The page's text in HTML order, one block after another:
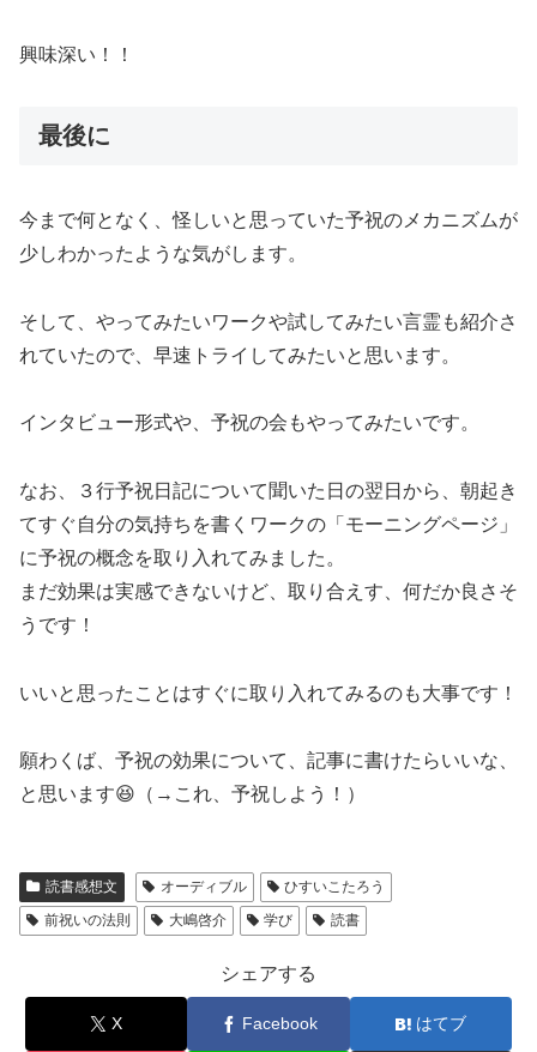
興味深い！！
最後に
今まで何となく、怪しいと思っていた予祝のメカニズムが
少しわかったような気がします。
そして、やってみたいワークや試してみたい言霊も紹介さ
れていたので、早速トライしてみたいと思います。
インタビュー形式や、予祝の会もやってみたいです。
なお、３行予祝日記について聞いた日の翌日から、朝起き
てすぐ自分の気持ちを書くワークの「モーニングページ」
に予祝の概念を取り入れてみました。
まだ効果は実感できないけど、取り合えす、何だか良さそ
うです！
いいと思ったことはすぐに取り入れてみるのも大事です！
願わくば、予祝の効果について、記事に書けたらいいな、
と思います😆（→これ、予祝しよう！）
読書感想文 オーディブル
ひすいこたろう
前祝いの法則
大嶋啓介 学び 読書
シェアする
X Facebook はてブ